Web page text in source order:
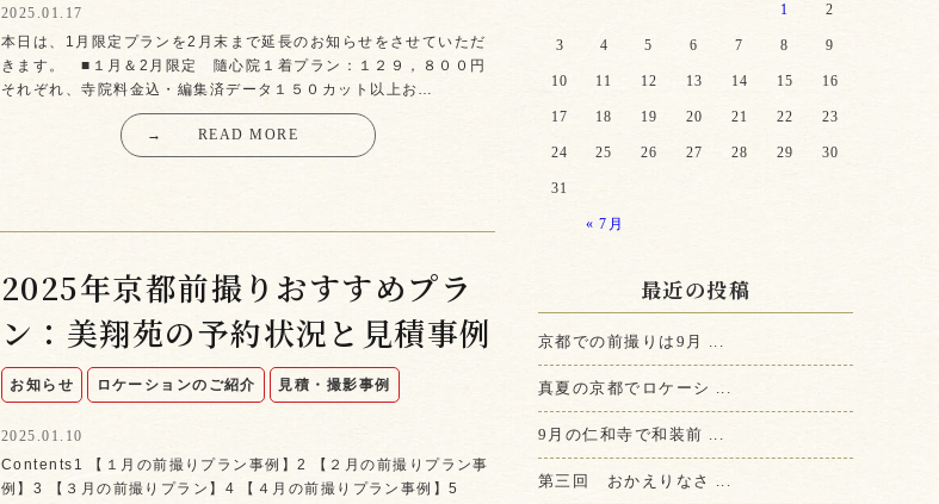
2025.01.17
本日は、1月限定プランを2月末まで延長のお知らせをさせていただ
きます。 ■１月＆2月限定 隨心院１着プラン：１２９，８００円
それぞれ、寺院料金込・編集済データ１５０カット以上お…
→ READ MORE
2025年京都前撮りおすすめプラ
ン：美翔苑の予約状況と見積事例
お知らせ ロケーションのご紹介 見積・撮影事例
2025.01.10
Contents1 【１月の前撮りプラン事例】2 【２月の前撮りプラン事
例】3 【３月の前撮りプラン】4 【４月の前撮りプラン事例】5
« 7月
1 2
3 4 5 6 7 8 9
10 11 12 13 14 15 16
17 18 19 20 21 22 23
24 25 26 27 28 29 30
31
最近の投稿
京都での前撮りは9月 ...
真夏の京都でロケーシ ...
9月の仁和寺で和装前 ...
第三回 おかえりなさ ...